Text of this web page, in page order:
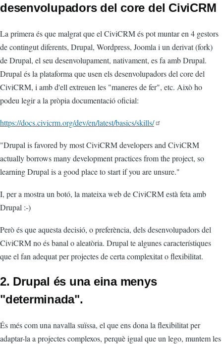
desenvolupadors del core del CiviCRM
La primera és que malgrat que el CiviCRM és pot muntar en 4 gestors
de contingut diferents, Drupal, Wordpress, Joomla i un derivat (fork)
de Drupal, el seu desenvolupament, nativament, es fa amb Drupal.
Drupal és la plataforma que usen els desenvolupadors del core del
CiviCRM, i amb d'ell extreuen les "maneres de fer", etc. Això ho
podeu legir a la pròpia documentació oficial:
https://docs.civicrm.org/dev/en/latest/basics/skills/
"Drupal is favored by most CiviCRM developers and CiviCRM
actually borrows many development practices from the project, so
learning Drupal is a good place to start if you are unsure."
I, per a mostra un botó, la mateixa web de CiviCRM està feta amb
Drupal :-)
Però és que aquesta decisió, o preferència, dels desenvolupadors del
CiviCRM no és banal o aleatòria. Drupal te algunes característiques
que el fan adequat per projectes de certa complexitat o flexibilitat.
2. Drupal és una eina menys
"determinada".
És més com una navalla suïssa, el que ens dona la flexibilitat per
adaptar-la a projectes complexos, perquè igual que un lego, muntem les